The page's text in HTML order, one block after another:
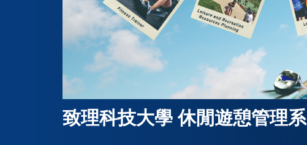
致理科技大學 休閒遊憩管理系